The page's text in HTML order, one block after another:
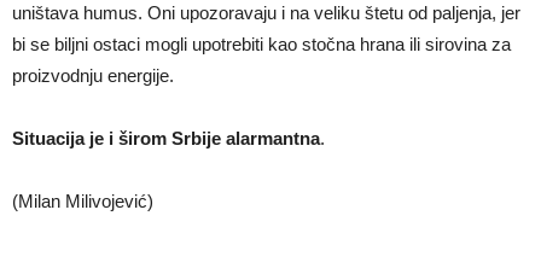
uništava humus. Oni upozoravaju i na veliku štetu od paljenja, jer
bi se biljni ostaci mogli upotrebiti kao stočna hrana ili sirovina za
proizvodnju energije.
Situacija je i širom Srbije alarmantna.
(Milan Milivojević)